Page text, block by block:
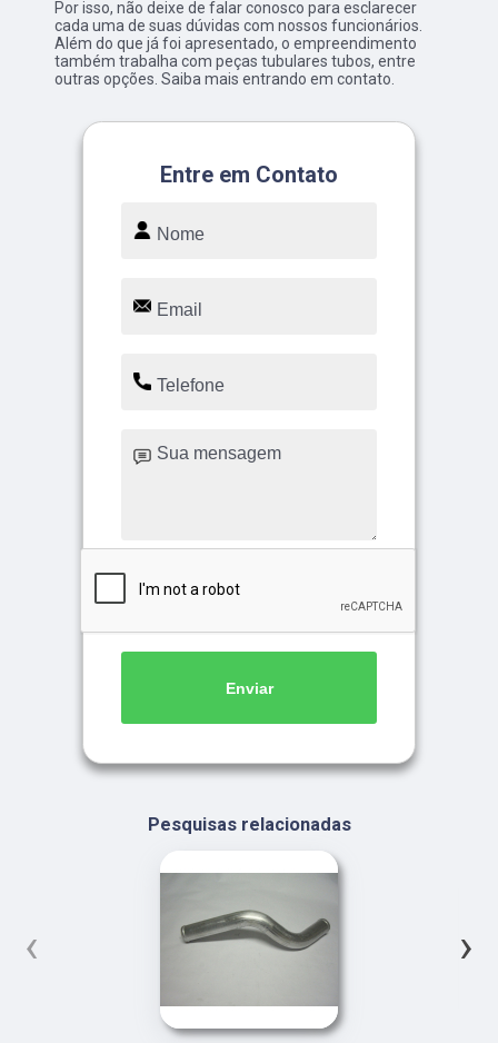
Por isso, não deixe de falar conosco para esclarecer
cada uma de suas dúvidas com nossos funcionários.
Além do que já foi apresentado, o empreendimento
também trabalha com peças tubulares tubos, entre
outras opções. Saiba mais entrando em contato.
Entre em Contato
Enviar
Pesquisas relacionadas
‹ ›